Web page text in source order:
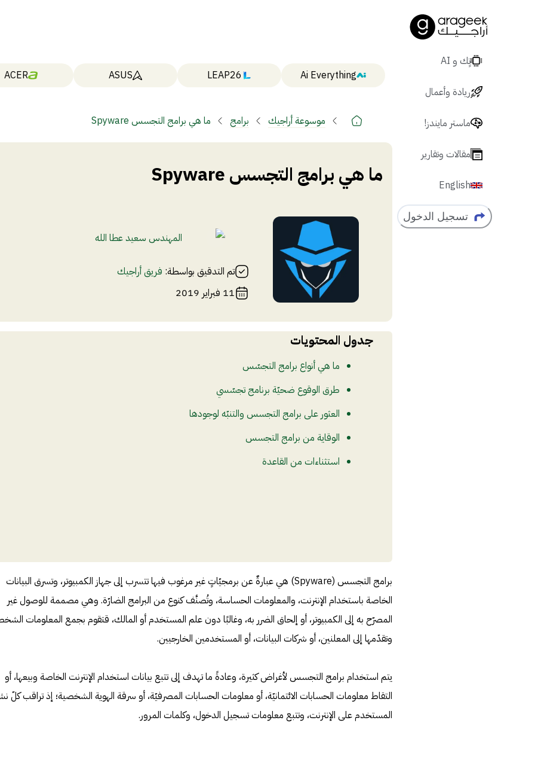
تٍك و AI
ريادة وأعمال
ماستر مايندز!
مقالات وتقارير
English
تسجيل الدخول
Ai Everything
LEAP26
ASUS
ACER
موسوعة أراجيك برامج ما هي برامج التجسس Spyware
ما هي برامج التجسس Spyware
المهندس سعيد عطا الله
تم التدقيق بواسطة: فريق أراجيك
11 فبراير 2019
جدول المحتويات
ما هي أنواع برامج التجسّس
طرق الوقوع ضحيّة برنامج تجسّسي
العثور على برامج التجسس والتنبّه لوجودها
الوقاية من برامج التجسس
استثناءات من القاعدة
برامج التجسس (Spyware) هي عبارةٌ عن برمجيّاتٍ غير مرغوب فيها تتسرب إلى جهاز الكمبيوتر، وتسرق البيانات
الخاصة باستخدام الإنترنت، والمعلومات الحساسة، وتُصنَّف كنوع من البرامج الضارّة. وهي مصممة للوصول غير
المصرّح به إلى الكمبيوتر، أو إلحاق الضرر به، وغالبًا دون علم المستخدم أو المالك، قتقوم بجمع المعلومات
وتقدّمها إلى المعلنين، أو شركات البيانات، أو المستخدمين الخارجيين.
يتم استخدام برامج التجسس لأغراض كثيرة، وعادةً ما تهدف إلى تتبع بيانات استخدام الإنترنت الخاصة وبيعها، أو
التقاط معلومات الحسابات الائتمانيّة، أو معلومات الحسابات المصرفيّة، أو سرقة الهوية الشخصية؛ إذ تراقب كلّ
المستخدم على الإنترنت، وتتبع معلومات تسجيل الدخول، وكلمات المرور.